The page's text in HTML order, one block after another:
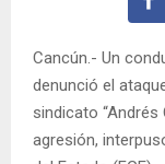
Cancún.- Un
denunció el
sindicato “Andrés
agresión,